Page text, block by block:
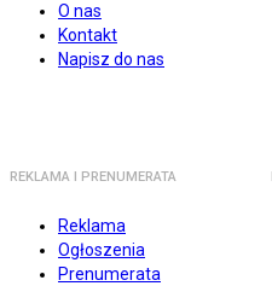
O nas
Kontakt
Napisz do nas
REKLAMA I PRENUMERATA
Reklama
Ogłoszenia
Prenumerata